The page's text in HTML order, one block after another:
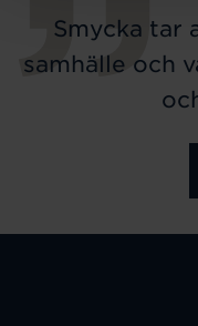
Smycka tar
samhälle och